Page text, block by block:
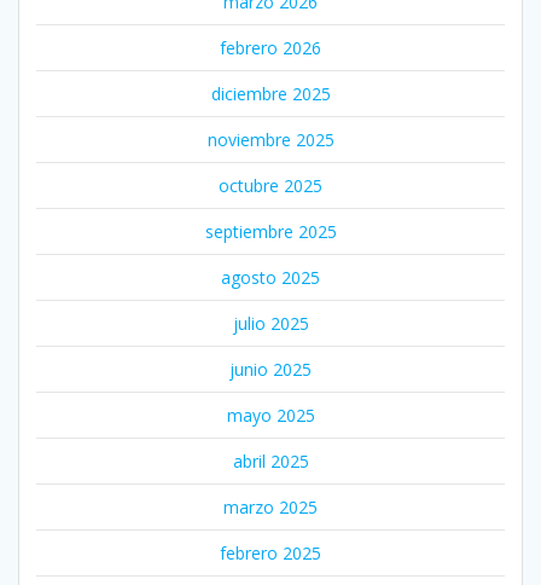
febrero 2026
diciembre 2025
noviembre 2025
octubre 2025
septiembre 2025
agosto 2025
julio 2025
junio 2025
mayo 2025
abril 2025
marzo 2025
febrero 2025